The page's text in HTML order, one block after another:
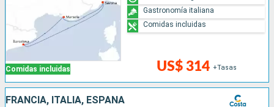
Comidas incluidas US$ 314 +Tasas
Gastronomía italiana
Comidas incluidas
FRANCIA, ITALIA, ESPAÑA